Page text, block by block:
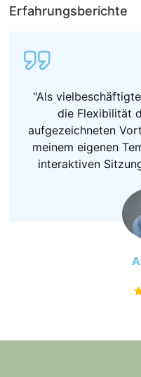
Erfahrungsberichte
"Als
die Flexibilität
aufgezeichneten
meinem eigenen
interaktiven